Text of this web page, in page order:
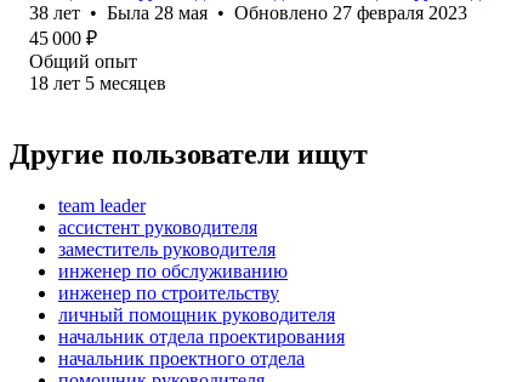
38 лет • Была 28 мая • Обновлено 27 февраля 2023
45 000 ₽
Общий опыт
18 лет 5 месяцев
Другие пользователи ищут
team leader
ассистент руководителя
заместитель руководителя
инженер по обслуживанию
инженер по строительству
личный помощник руководителя
начальник отдела проектирования
начальник проектного отдела